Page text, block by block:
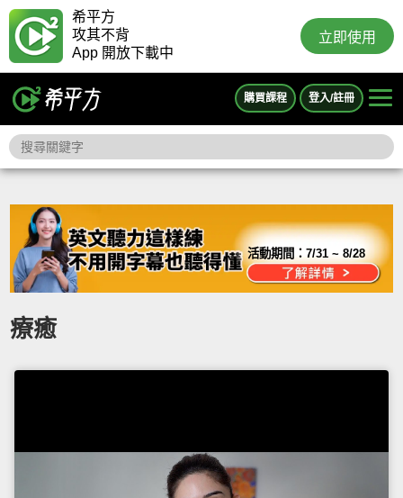
希平方
攻其不背
App 開放下載中
立即使用
購買課程 登入/註冊
活動期間：7/31 ~ 8/28
療癒